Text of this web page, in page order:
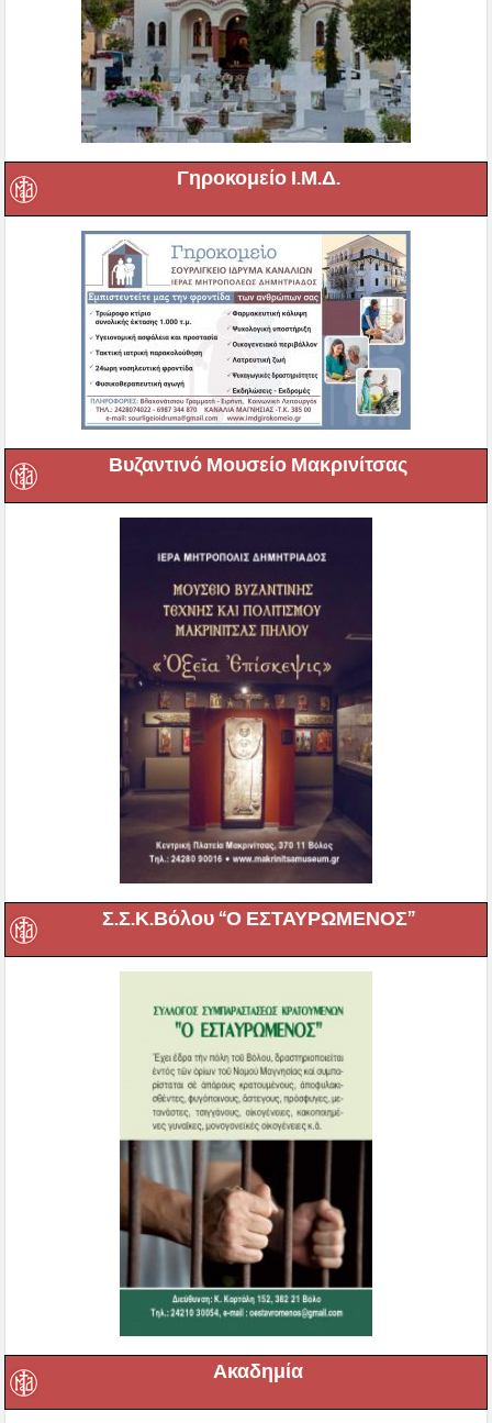
Γηροκομείο Ι.Μ.Δ.
Βυζαντινό Μουσείο Μακρινίτσας
Σ.Σ.Κ.Βόλου “Ο ΕΣΤΑΥΡΩΜΕΝΟΣ”
Ακαδημία